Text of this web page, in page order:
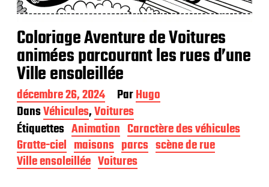
Coloriage Aventure de Voitures
animées parcourant les rues d’une
Ville ensoleillée
D
a
t
e
d
e
p
décembre 26, 2024 ParHugo
DansVéhicules,Voitures
Étiquettes Animation Caractère des véhicules
Gratte-ciel maisons parcs scène de rue
Ville ensoleillée Voitures